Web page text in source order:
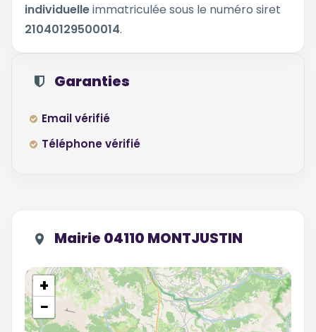
individuelleimmatriculée sous le numéro siret
21040129500014.
Garanties
Email vérifié
Téléphone vérifié
Mairie 04110 MONTJUSTIN
+
−